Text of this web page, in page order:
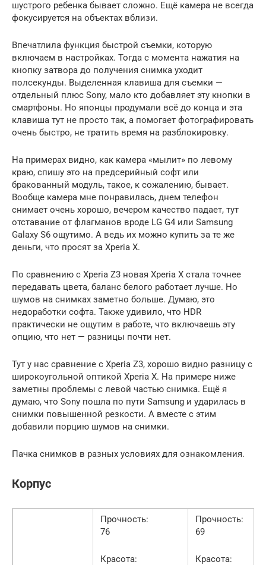
шустрого ребенка бывает сложно. Ещё камера не всегда
фокусируется на объектах вблизи.
Впечатлила функция быстрой съемки, которую
включаем в настройках. Тогда с момента нажатия на
кнопку затвора до получения снимка уходит
полсекунды. Выделенная клавиша для съемки —
отдельный плюс Sony, мало кто добавляет эту кнопки в
смартфоны. Но японцы продумали всё до конца и эта
клавиша тут не просто так, а помогает фотографировать
очень быстро, не тратить время на разблокировку.
На примерах видно, как камера «мылит» по левому
краю, спишу это на предсерийный софт или
бракованный модуль, такое, к сожалению, бывает.
Вообще камера мне понравилась, днем телефон
снимает очень хорошо, вечером качество падает, тут
отставание от флагманов вроде LG G4 или Samsung
Galaxy S6 ощутимо. А ведь их можно купить за те же
деньги, что просят за Xperia X.
По сравнению с Xperia Z3 новая Xperia X стала точнее
передавать цвета, баланс белого работает лучше. Но
шумов на снимках заметно больше. Думаю, это
недоработки софта. Также удивило, что HDR
практически не ощутим в работе, что включаешь эту
опцию, что нет — разницы почти нет.
Тут у нас сравнение с Xperia Z3, хорошо видно разницу с
широкоугольной оптикой Xperia X. На примере ниже
заметны проблемы с левой частью снимка. Ещё я
думаю, что Sony пошла по пути Samsung и ударилась в
снимки повышенной резкости. А вместе с этим
добавили порцию шумов на снимки.
Пачка снимков в разных условиях для ознакомления.
Корпус
Прочность:
76
Красота:
Прочность:
69
Красота: